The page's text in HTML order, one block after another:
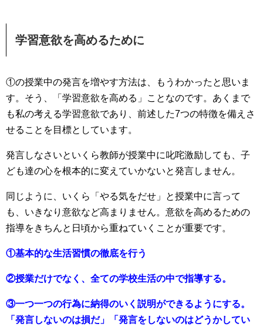
学習意欲を高めるために
①の授業中の発言を増やす方法は、もうわかったと思いま
す。そう、「学習意欲を高める」ことなのです。あくまで
も私の考える学習意欲であり、前述した7つの特徴を備えさ
せることを目標としています。
発言しなさいといくら教師が授業中に叱咤激励しても、子
ども達の心を根本的に変えていかないと発言しません。
同じように、いくら「やる気をだせ」と授業中に言って
も、いきなり意欲など高まりません。意欲を高めるための
指導をきちんと日頃から重ねていくことが重要です。
①基本的な生活習慣の徹底を行う
②授業だけでなく、全ての学校生活の中で指導する。
③一つ一つの行為に納得のいく説明ができるようにする。
「発言しないのは損だ」「発言をしないのはどうかしてい